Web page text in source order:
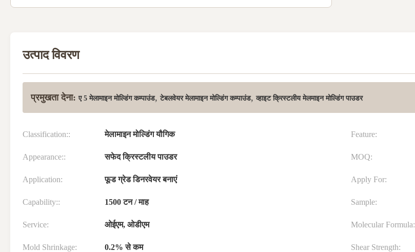
उत्पाद विवरण
प्रमुखता देना: ए 5 मेलामाइन मोल्डिंग कम्पाउंड,टेबलवेयर मेलामाइन मोल्डिंग कम्पाउंड,व्हाइट क्रिस्टलीय मेलमाइन मोल्डिंग पाउडर
Classification:: मेलामाइन मोल्डिंग यौगिक Feature:
Appearance:: सफेद क्रिस्टलीय पाउडर MOQ:
Application: फूड ग्रेड डिनरवेयर बनाएं Apply For:
Capability:: 1500 टन / माह Sample:
Service: ओईएम, ओडीएम Molecular Formula:
Mold Shrinkage: 0.2% से कम Shear Strength: